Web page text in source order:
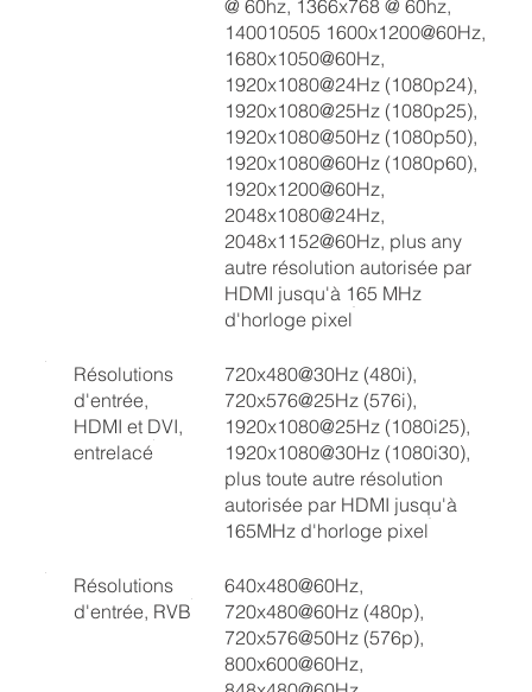
@ 60hz, 1366x768 @ 60hz,
140010505 1600x1200@60Hz,
1680x1050@60Hz,
1920x1080@24Hz (1080p24),
1920x1080@25Hz (1080p25),
1920x1080@50Hz (1080p50),
1920x1080@60Hz (1080p60),
1920x1200@60Hz,
2048x1080@24Hz,
2048x1152@60Hz, plus any
autre résolution autorisée par
HDMI jusqu'à 165 MHz
d'horloge pixel
Résolutions
d'entrée,
HDMI et DVI,
entrelacé
720x480@30Hz (480i),
720x576@25Hz (576i),
1920x1080@25Hz (1080i25),
1920x1080@30Hz (1080i30),
plus toute autre résolution
autorisée par HDMI jusqu'à
165MHz d'horloge pixel
Résolutions
d'entrée, RVB
640x480@60Hz,
720x480@60Hz (480p),
720x576@50Hz (576p),
800x600@60Hz,